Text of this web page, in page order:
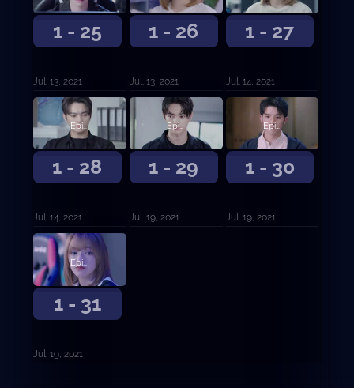
1 - 25
Jul. 13, 2021
1 - 26
Jul. 13, 2021
1 - 27
Jul. 14, 2021
1 - 28
Episodio 28
Jul. 14, 2021
1 - 29
Episodio 29
Jul. 19, 2021
1 - 30
Episodio 30
Jul. 19, 2021
1 - 31
Episodio 31
Jul. 19, 2021